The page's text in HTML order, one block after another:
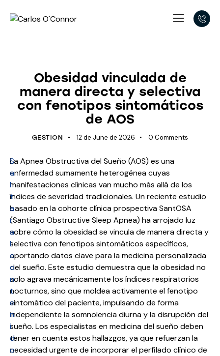
Obesidad vinculada de
manera directa y selectiva
con fenotipos sintomáticos
de AOS
GESTION 12 de June de 2026 0 Comments
S
a
l
t
a
r
a
l
c
o
n
t
e
n
i
d
o
La Apnea Obstructiva del Sueño (AOS) es una
enfermedad sumamente heterogénea cuyas
manifestaciones clínicas van mucho más allá de los
índices de severidad tradicionales. Un reciente estudio
basado en la cohorte clínica prospectiva SantOSA
(Santiago Obstructive Sleep Apnea) ha arrojado luz
sobre cómo la obesidad se vincula de manera directa y
selectiva con fenotipos sintomáticos específicos,
aportando datos clave para la medicina personalizada
del sueño. Este estudio demuestra que la obesidad no
solo agrava mecánicamente los índices respiratorios
nocturnos, sino que moldea activamente el fenotipo
sintomático del paciente, impulsando de forma
independiente la somnolencia diurna y la disrupción del
sueño. Los especialistas en medicina del sueño deben
tener en cuenta estos hallazgos, ya que refuerzan la
necesidad urgente de incorporar el perfilado clínico de